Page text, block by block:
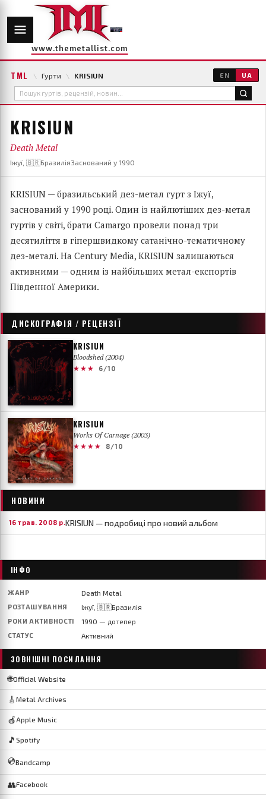
www.themetallist.com
TML \ Гурти \ KRISIUN EN UA
KRISIUN
Death Metal
Іжуї, 🇧🇷БразиліяЗаснований у 1990
KRISIUN — бразильський дез-метал гурт з Іжуї,
заснований у 1990 році. Один із найлютіших дез-метал
гуртів у світі, брати Camargo провели понад три
десятиліття в гіпершвидкому сатанічно-тематичному
дез-металі. На Century Media, KRISIUN залишаються
активними — одним із найбільших метал-експортів
Південної Америки.
ДИСКОГРАФІЯ / РЕЦЕНЗІЇ
KRISIUN
Bloodshed (2004)
★★★
6/10
KRISIUN
Works Of Carnage (2003)
★★★★
8/10
НОВИНИ
16 трав. 2008 р.KRISIUN — подробиці про новий альбом
ІНФО
ЖАНР Death Metal
РОЗТАШУВАННЯ Іжуї, 🇧🇷Бразилія
РОКИ АКТИВНОСТІ 1990 — дотепер
СТАТУС Активний
ЗОВНІШНІ ПОСИЛАННЯ
🌐Official Website
🎸 Metal Archives
🍎 Apple Music
🎵 Spotify
💿Bandcamp
👥Facebook